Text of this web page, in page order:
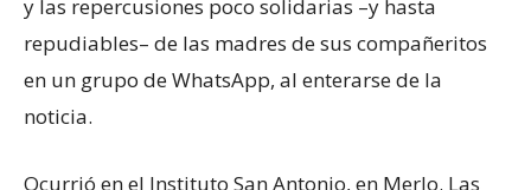
y las repercusiones poco solidarias –y hasta
repudiables– de las madres de sus compañeritos
en un grupo de WhatsApp, al enterarse de la
noticia.
Ocurrió en el Instituto San Antonio, en Merlo. Las